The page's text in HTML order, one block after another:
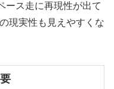
ース走に再現性が出て
現実性も見えやすくな